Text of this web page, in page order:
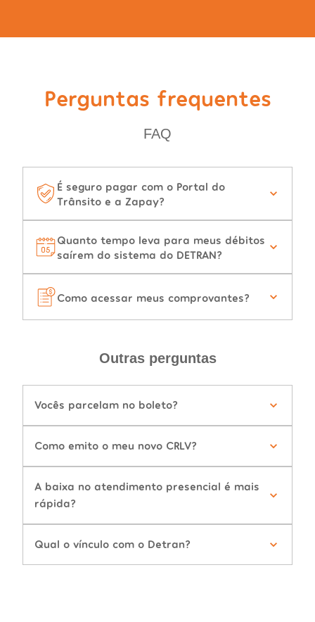
Perguntas frequentes
FAQ
É seguro pagar com o Portal do
Trânsito e a Zapay?
Quanto tempo leva para meus débitos
saírem do sistema do DETRAN?
Como acessar meus comprovantes?
Outras perguntas
Vocês parcelam no boleto?
Como emito o meu novo CRLV?
A baixa no atendimento presencial é mais
rápida?
Qual o vínculo com o Detran?